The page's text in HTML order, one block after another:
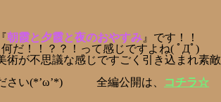
朝霞と夕霞と夜のおやすみ 』です！！
だ！！？？！って感じですよね( ﾟДﾟ)
術が不思議な感じですごく引き込まれ素敵
ださい(*’ω’*) 全編公開は、
コチラ☆